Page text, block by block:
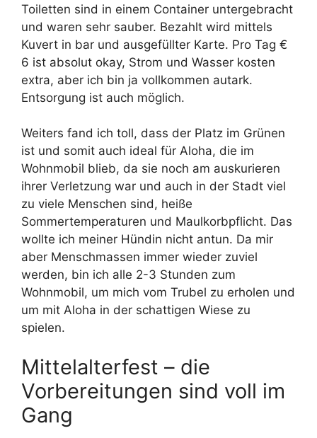
Toiletten sind in einem Container untergebracht
und waren sehr sauber. Bezahlt wird mittels
Kuvert in bar und ausgefüllter Karte. Pro Tag €
6 ist absolut okay, Strom und Wasser kosten
extra, aber ich bin ja vollkommen autark.
Entsorgung ist auch möglich.
Weiters fand ich toll, dass der Platz im Grünen
ist und somit auch ideal für Aloha, die im
Wohnmobil blieb, da sie noch am auskurieren
ihrer Verletzung war und auch in der Stadt viel
zu viele Menschen sind, heiße
Sommertemperaturen und Maulkorbpflicht. Das
wollte ich meiner Hündin nicht antun. Da mir
aber Menschmassen immer wieder zuviel
werden, bin ich alle 2-3 Stunden zum
Wohnmobil, um mich vom Trubel zu erholen und
um mit Aloha in der schattigen Wiese zu
spielen.
Mittelalterfest – die
Vorbereitungen sind voll im
Gang